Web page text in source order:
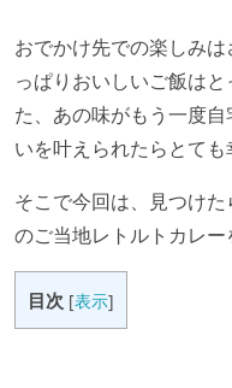
おでかけ先での楽しみ
っぱりおいしいご飯は
た、あの味がもう一度
いを叶えられたらとても
そこで今回は、見つけ
のご当地レトルトカレー
目次 [表示]